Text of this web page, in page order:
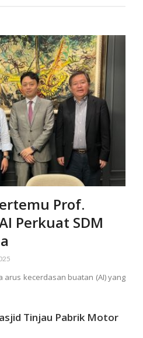
Prof.
Perkuat SDM
arus kecerdasan buatan (AI) yang
Tinjau Pabrik Motor